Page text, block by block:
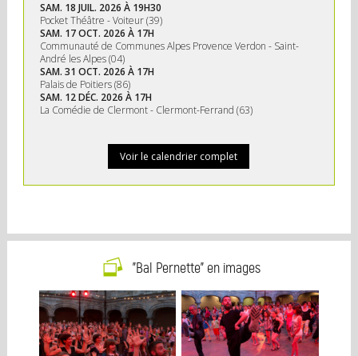
SAM. 18 JUIL. 2026 À 19H30
Pocket Théâtre - Voiteur (39)
SAM. 17 OCT. 2026 À 17H
Communauté de Communes Alpes Provence Verdon - Saint-
André les Alpes (04)
SAM. 31 OCT. 2026 À 17H
Palais de Poitiers (86)
SAM. 12 DÉC. 2026 À 17H
La Comédie de Clermont - Clermont-Ferrand (63)
Voir le calendrier complet
"Bal Pernette" en images